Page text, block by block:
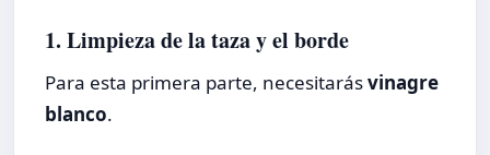
1. Limpieza de la taza y el borde
Para esta primera parte, necesitarásvinagre
blanco.